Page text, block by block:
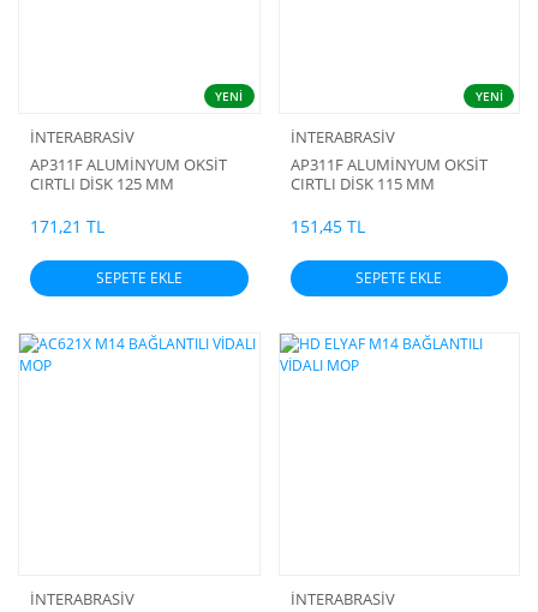
YENİ
İNTERABRASİV
AP311F ALUMİNYUM OKSİT
CIRTLI DİSK 125 MM
171,21 TL
SEPETE EKLE
YENİ
İNTERABRASİV
AP311F ALUMİNYUM OKSİT
CIRTLI DİSK 115 MM
151,45 TL
SEPETE EKLE
İNTERABRASİV
İNTERABRASİV